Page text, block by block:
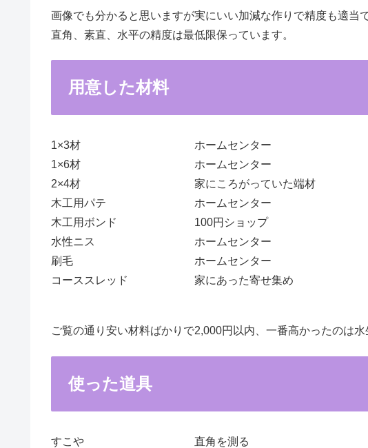
画像でも分かると思いますが実にいい加減な作りで精度も適当で
直角、素直、水平の精度は最低限保っています。
用意した材料
1×3材
1×6材
2×4材
木工用パテ
木工用ボンド
水性ニス
刷毛
コーススレッド
ホームセンター
ホームセンター
家にころがっていた端材
ホームセンター
100円ショップ
ホームセンター
ホームセンター
家にあった寄せ集め
ご覧の通り安い材料ばかりで2,000円以内、一番高かったのは水
使った道具
すこや
直角を測る